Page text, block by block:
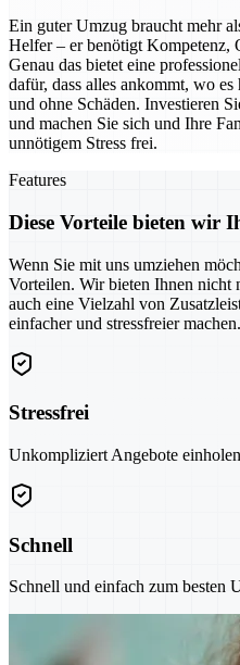
Ein guter Umzug braucht mehr
Helfer – er benötigt Kompetenz,
Genau das bietet eine
dafür, dass alles ankommt, wo
und ohne Schäden. Investieren
und machen Sie sich und Ihre
unnötigem Stress frei.
Features
Diese Vorteile bieten wir
Wenn Sie mit uns umziehen
Vorteilen. Wir bieten Ihnen nicht
auch eine Vielzahl von
einfacher und stressfreier machen.
Stressfrei
Unkompliziert Angebote
Schnell
Schnell und einfach zum besten